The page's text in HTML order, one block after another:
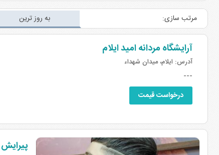
مرتب سازی: به روز ترین
آرایشگاه مردانه امید ایلام
آدرس: ایلام، میدان شهداء
---
درخواست قیمت
پیرایش